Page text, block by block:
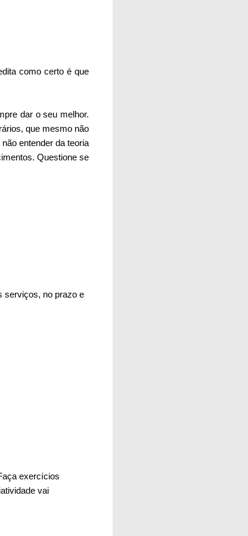
como certo é que
dar o seu melhor.
que mesmo não
entender da teoria
Questione se
serviços, no prazo e
exercícios
vai